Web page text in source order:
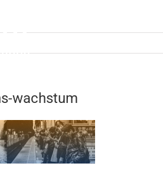
wachstum